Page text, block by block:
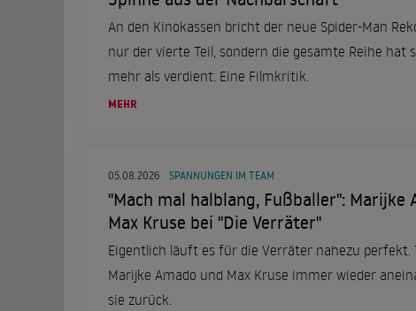
An den Kinokassen bricht der neue Spider-Man
nur der vierte Teil, sondern die gesamte Reihe hat
mehr als verdient. Eine Filmkritik.
MEHR
05.08.2026 SPANNUNGEN IM TEAM
"Mach mal halblang, Fußballer": Marijke
Max Kruse bei "Die Verräter"
Eigentlich läuft es für die Verräter nahezu perfekt.
Marijke Amado und Max Kruse immer wieder
sie zurück.